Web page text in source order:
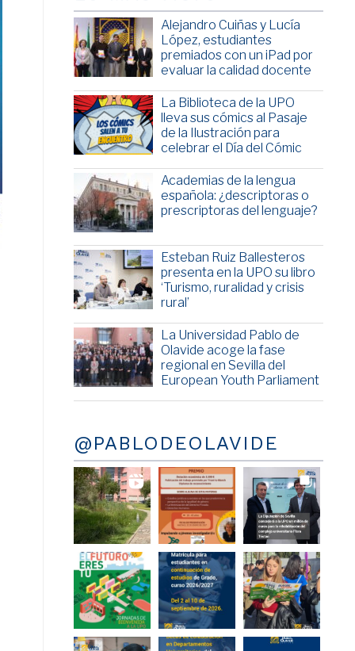
Alejandro Cuiñas y Lucía
López, estudiantes
premiados con un iPad por
evaluar la calidad docente
La Biblioteca de la UPO
lleva sus cómics al Pasaje
de la Ilustración para
celebrar el Día del Cómic
Academias de la lengua
española: ¿descriptoras o
prescriptoras del lenguaje?
Esteban Ruiz Ballesteros
presenta en la UPO su libro
‘Turismo, ruralidad y crisis
rural’
La Universidad Pablo de
Olavide acoge la fase
regional en Sevilla del
European Youth Parliament
@PABLODEOLAVIDE